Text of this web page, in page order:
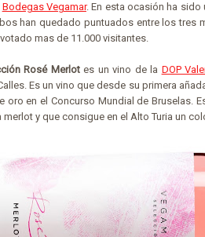
Bodegas Vegamar. En esta ocasión ha sido
han quedado puntuados entre los tres
mas de 11.000 visitantes.
Rosé Merlotes un vino de la DOP
Es un vino que desde su primera
oro en el Concurso Mundial de Bruselas.
y que consigue en el Alto Turia un